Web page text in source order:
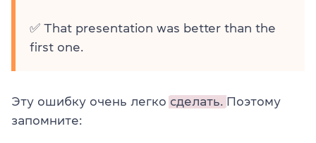
✅ That presentation was better than the
first one.
Эту ошибку очень легко сделать.
Поэтому
запомните: